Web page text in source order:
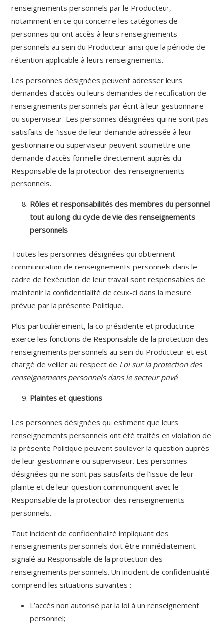
renseignements personnels par le Producteur,
notamment en ce qui concerne les catégories de
personnes qui ont accès à leurs renseignements
personnels au sein du Producteur ainsi que la période de
rétention applicable à leurs renseignements.
Les personnes désignées peuvent adresser leurs
demandes d’accès ou leurs demandes de rectification de
renseignements personnels par écrit à leur gestionnaire
ou superviseur. Les personnes désignées qui ne sont pas
satisfaits de l’issue de leur demande adressée à leur
gestionnaire ou superviseur peuvent soumettre une
demande d’accès formelle directement auprès du
Responsable de la protection des renseignements
personnels.
Rôles et responsabilités des membres du personnel
tout au long du cycle de vie des renseignements
personnels
Toutes les personnes désignées qui obtiennent
communication de renseignements personnels dans le
cadre de l’exécution de leur travail sont responsables de
maintenir la confidentialité de ceux-ci dans la mesure
prévue par la présente Politique.
Plus particulièrement, la co-présidente et productrice
exerce les fonctions de Responsable de la protection des
renseignements personnels au sein du Producteur et est
chargé de veiller au respect de Loi sur la protection des
renseignements personnels dans le secteur privé.
Plaintes et questions
Les personnes désignées qui estiment que leurs
renseignements personnels ont été traités en violation de
la présente Politique peuvent soulever la question auprès
de leur gestionnaire ou superviseur. Les personnes
désignées qui ne sont pas satisfaits de l’issue de leur
plainte et de leur question communiquent avec le
Responsable de la protection des renseignements
personnels.
Tout incident de confidentialité impliquant des
renseignements personnels doit être immédiatement
signalé au Responsable de la protection des
renseignements personnels. Un incident de confidentialité
comprend les situations suivantes :
L’accès non autorisé par la loi à un renseignement
personnel;